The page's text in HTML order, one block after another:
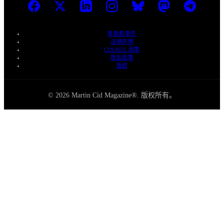
条款和条件
法律声明
COOKIE 政策
隐私政策
版权
© 2026 Martin Cid Magazine®. 版权所有。